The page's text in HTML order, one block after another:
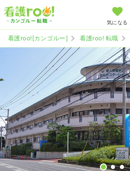
気になる
看護roo![カンゴルー] 看護roo! 転職